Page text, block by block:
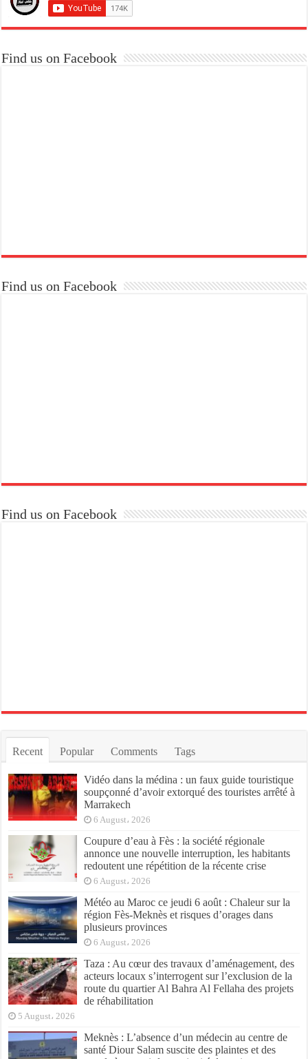
Find us on Facebook
Find us on Facebook
Find us on Facebook
Recent Popular Comments Tags
Vidéo dans la médina : un faux guide touristique
soupçonné d’avoir extorqué des touristes arrêté à
Marrakech
6 August، 2026
Coupure d’eau à Fès : la société régionale
annonce une nouvelle interruption, les habitants
redoutent une répétition de la récente crise
6 August، 2026
Météo au Maroc ce jeudi 6 août : Chaleur sur la
région Fès-Meknès et risques d’orages dans
plusieurs provinces
6 August، 2026
Taza : Au cœur des travaux d’aménagement, des
acteurs locaux s’interrogent sur l’exclusion de la
route du quartier Al Bahra Al Fellaha des projets
de réhabilitation
5 August، 2026
Meknès : L’absence d’un médecin au centre de
santé Diour Salam suscite des plaintes et des